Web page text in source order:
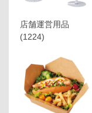
店舗運営用品
(1224)